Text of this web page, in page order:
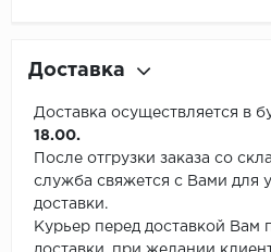
Доставка
Доставка осуществляется в
18.00.
После отгрузки заказа со
служба свяжется с Вами для
доставки.
Курьер перед доставкой Вам